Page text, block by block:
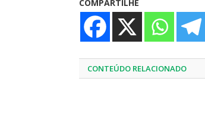
COMPARTILHE
CONTEÚDO RELACIONADO